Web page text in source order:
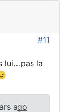
#11
lui....pas la
ago